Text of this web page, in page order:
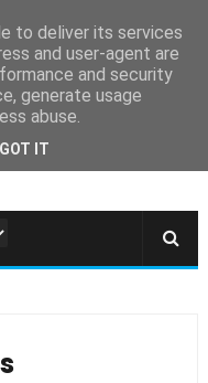
de
to deliver its services
and user-agent are
and security
generate usage
abuse.
GOT IT